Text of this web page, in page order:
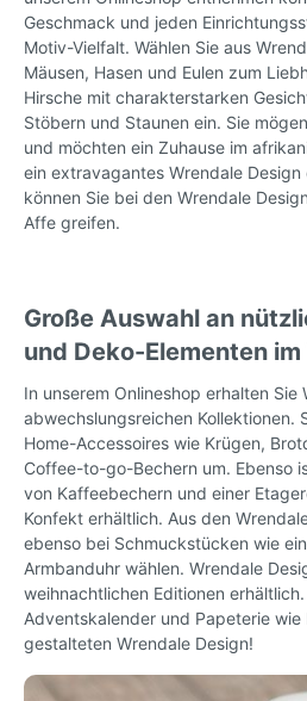
Geschmack und jeden
Motiv-Vielfalt. Wählen Sie aus
Mäusen, Hasen und Eulen zum
Hirsche mit charakterstarken
Stöbern und Staunen ein. Sie
und möchten ein Zuhause im
ein extravagantes Wrendale Design
können Sie bei den Wrendale
Affe greifen.
Große Auswahl an
und Deko-Elementen
In unserem Onlineshop erhalten Sie
abwechslungsreichen Kollektionen.
Home-Accessoires wie Krügen,
Coffee-to-go-Bechern um. Ebenso
von Kaffeebechern und einer
Konfekt erhältlich. Aus den
ebenso bei Schmuckstücken wie
Armbanduhr wählen. Wrendale
weihnachtlichen Editionen
Adventskalender und Papeterie wie
gestalteten Wrendale Design!